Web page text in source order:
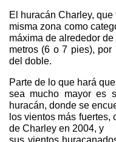
El huracán Charley, que
misma zona como
máxima de alrededor de
metros (6 o 7 pies),
del doble.
Parte de lo que hará
sea mucho mayor es
huracán, donde se
los vientos más fuertes,
de Charley en 2004, y